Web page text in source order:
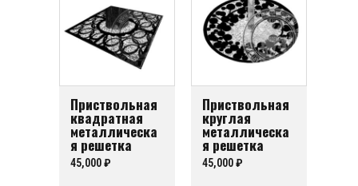
Приствольная
квадратная
металлическа
я решетка
“Орнамент 5”
45,000₽
Приствольная
круглая
металлическа
я решетка
“Орнамент 3”
45,000₽